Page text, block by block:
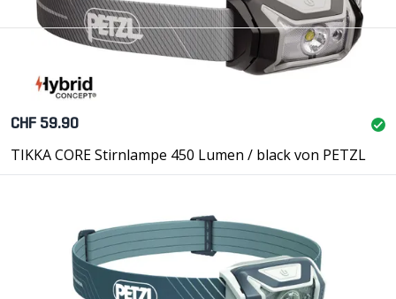
CHF 59.90
TIKKA CORE Stirnlampe 450 Lumen / black von PETZL